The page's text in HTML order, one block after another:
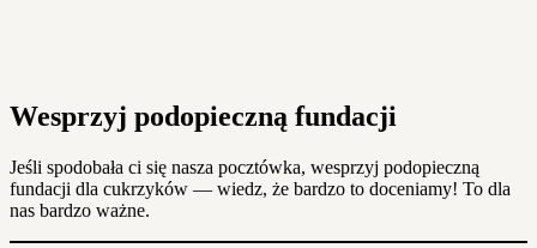
Wesprzyj podopieczną fundacji
Jeśli spodobała ci się nasza pocztówka, wesprzyj podopieczną
fundacji dla cukrzyków — wiedz, że bardzo to doceniamy! To dla
nas bardzo ważne.